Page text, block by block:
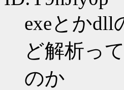
exeとかdll
ど解析っ
のか